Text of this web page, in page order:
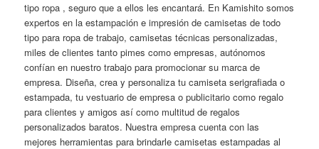
tipo ropa , seguro que a ellos les encantará. En Kamishito somos
expertos en la estampación e impresión de camisetas de todo
tipo para ropa de trabajo, camisetas técnicas personalizadas,
miles de clientes tanto pimes como empresas, autónomos
confían en nuestro trabajo para promocionar su marca de
empresa. Diseña, crea y personaliza tu camiseta serigrafiada o
estampada, tu vestuario de empresa o publicitario como regalo
para clientes y amigos así como multitud de regalos
personalizados baratos. Nuestra empresa cuenta con las
mejores herramientas para brindarle camisetas estampadas al